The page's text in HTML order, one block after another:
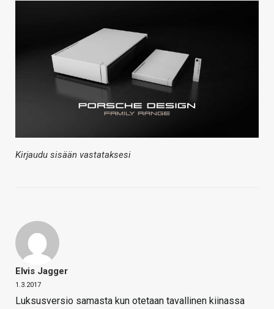
Kirjaudu sisään vastataksesi
Elvis Jagger
1.3.2017
Luksusversio samasta kun otetaan tavallinen kiinassa